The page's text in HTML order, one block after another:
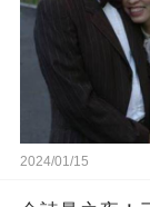
2024/01/15